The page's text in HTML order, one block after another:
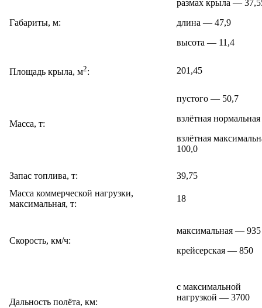
Габариты, м:
размах крыла —
длина — 47,9
высота — 11,4
Площадь крыла, м2: 201,45
Масса, т:
пустого — 50,7
взлётная
взлётная
100,0
Запас топлива, т:
39,75
Масса коммерческой нагрузки,
максимальная, т:
18
Скорость, км/ч:
максимальная — 935
крейсерская — 850
Дальность полёта, км:
с максимальной
нагрузкой — 3700